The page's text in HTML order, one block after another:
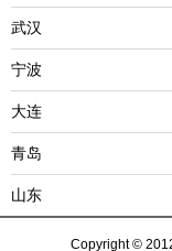
武汉
宁波
大连
青岛
山东
Copyright ©